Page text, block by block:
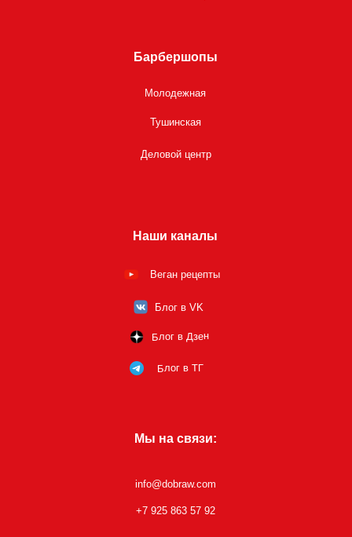
Барбершопы
Молодежная
Тушинская
Деловой центр
Наши каналы
Блог в VK
Веган рецепты
Блог в Дзен
Блог в ТГ
Мы на связи:
info@dobraw.com
+7 925 863 57 92